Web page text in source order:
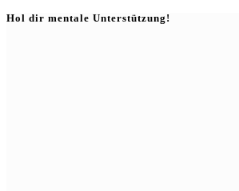
Hol dir mentale Unterstützung!